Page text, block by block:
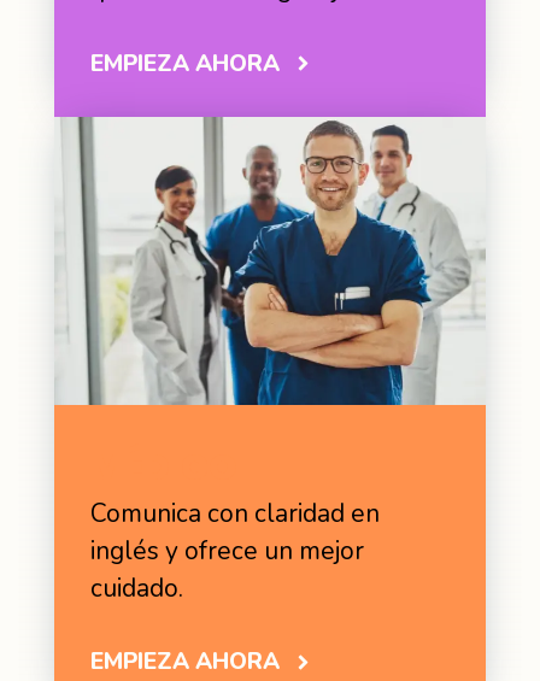
EMPIEZA AHORA
Comunica con claridad en
inglés y ofrece un mejor
cuidado.
EMPIEZA AHORA